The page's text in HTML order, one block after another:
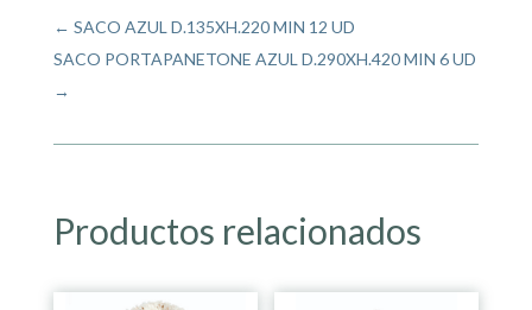
← SACO AZUL D.135XH.220 MIN 12 UD
SACO PORTAPANETONE AZUL D.290XH.420 MIN 6 UD
→
Productos relacionados